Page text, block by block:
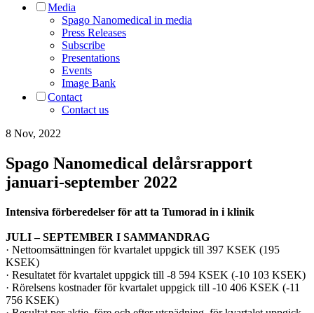
Media
Spago Nanomedical in media
Press Releases
Subscribe
Presentations
Events
Image Bank
Contact
Contact us
8 Nov, 2022
Spago Nanomedical delårsrapport
januari-september 2022
Intensiva förberedelser för att ta Tumorad in i klinik
JULI – SEPTEMBER I SAMMANDRAG
· Nettoomsättningen för kvartalet uppgick till 397 KSEK (195
KSEK)
· Resultatet för kvartalet uppgick till -8 594 KSEK (-10 103 KSEK)
· Rörelsens kostnader för kvartalet uppgick till -10 406 KSEK (-11
756 KSEK)